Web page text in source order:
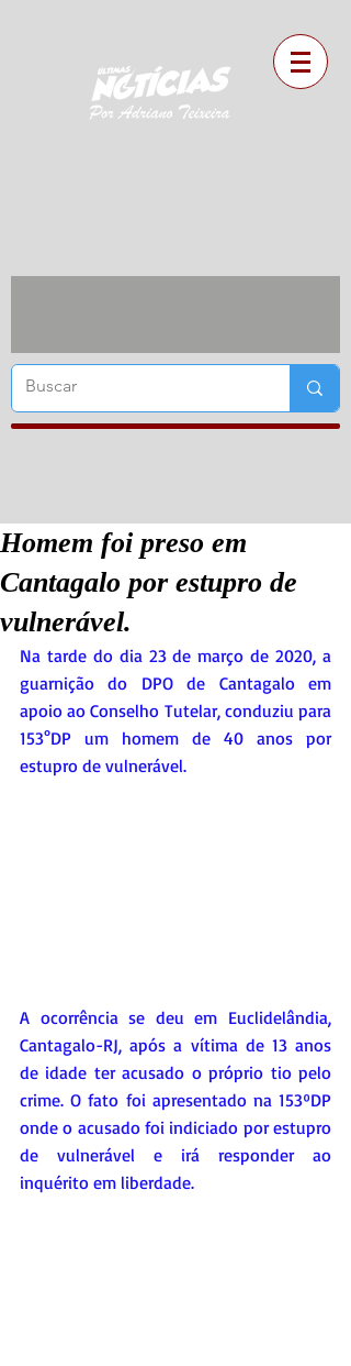
Homem foi preso em
Cantagalo por estupro de
vulnerável.
Na tarde do dia 23 de março de 2020, a
guarnição do DPO de Cantagalo em
apoio ao Conselho Tutelar, conduziu para
153°DP um homem de 40 anos por
estupro de vulnerável.
A ocorrência se deu em Euclidelândia,
Cantagalo-RJ, após a vítima de 13 anos
de idade ter acusado o próprio tio pelo
crime. O fato foi apresentado na 153ºDP
onde o acusado foi indiciado por estupro
de vulnerável e irá responder ao
inquérito em liberdade.